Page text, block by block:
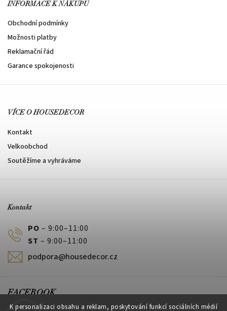
K personalizaci obsahu a reklam, poskytování funkcí sociálních médií
INFORMACE K NÁKUPU
Obchodní podmínky
Možnosti platby
Reklamační řád
Garance spokojenosti
VÍCE O HOUSEDECOR
Kontakt
Velkoobchod
Soutěžíme a vyhráváme
Kontakt
PO – 9:00–11:00
ST – 9:00–11:00
podpora@housedecor.cz
FACEBOOK